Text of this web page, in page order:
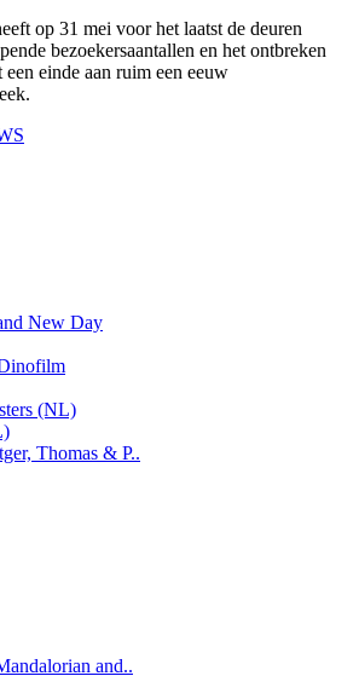
op 31 mei voor het laatst de deuren
bezoekersaantallen en het ontbreken
einde aan ruim een eeuw
New Day
(NL)
Thomas & P..
and..